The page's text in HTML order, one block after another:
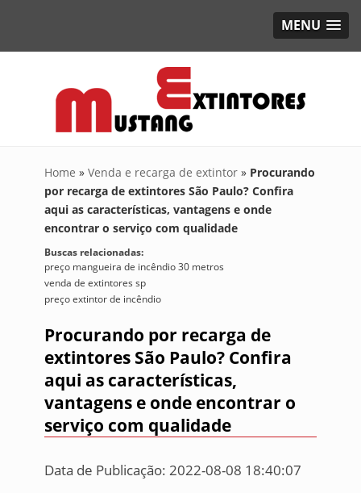
MENU
Home » Venda e recarga de extintor » Procurando
por recarga de extintores São Paulo? Confira
aqui as características, vantagens e onde
encontrar o serviço com qualidade
Buscas relacionadas:
preço mangueira de incêndio 30 metros
venda de extintores sp
preço extintor de incêndio
Procurando por recarga de
extintores São Paulo? Confira
aqui as características,
vantagens e onde encontrar o
serviço com qualidade
Data de Publicação: 2022-08-08 18:40:07